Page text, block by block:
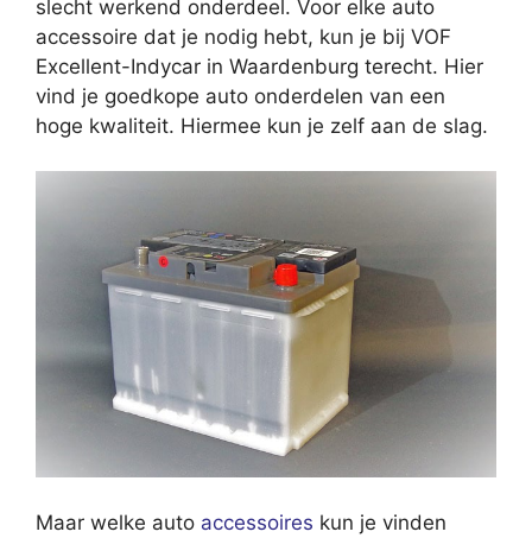
slecht werkend onderdeel. Voor elke auto
accessoire dat je nodig hebt, kun je bij VOF
Excellent-Indycar in Waardenburg terecht. Hier
vind je goedkope auto onderdelen van een
hoge kwaliteit. Hiermee kun je zelf aan de slag.
Maar welke auto accessoires kun je vinden